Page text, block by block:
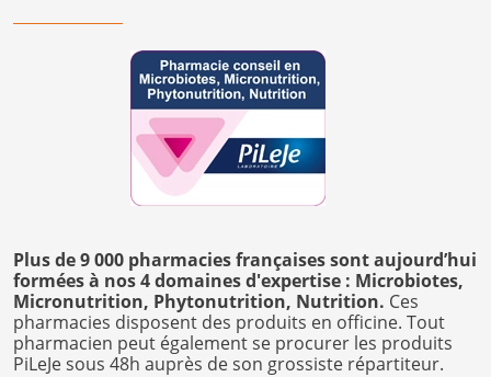
Plus de 9 000 pharmacies françaises sont aujourd’hui
formées à nos 4 domaines d'expertise : Microbiotes,
Micronutrition, Phytonutrition, Nutrition. Ces
pharmacies disposent des produits en officine. Tout
pharmacien peut également se procurer les produits
PiLeJe sous 48h auprès de son grossiste répartiteur.